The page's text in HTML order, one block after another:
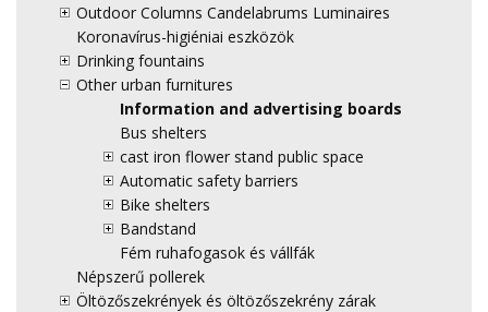
Outdoor Columns Candelabrums Luminaires
Koronavírus-higiéniai eszközök
Drinking fountains
Other urban furnitures
Information and advertising boards
Bus shelters
cast iron flower stand public space
Automatic safety barriers
Bike shelters
Bandstand
Fém ruhafogasok és vállfák
Népszerű pollerek
Öltözőszekrények és öltözőszekrény zárak